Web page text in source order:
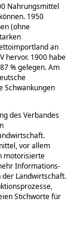
Nahrungsmittel
1950
(ohne
an
hervor. 1900 habe
% gelegen. Am
Schwankungen
des Verbandes
vor allem
motorisierte
Informations-
der Landwirtschaft.
Stichworte für